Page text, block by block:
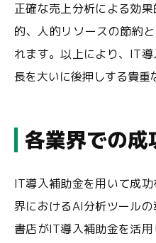
正確な売上分析による効
的、人的リソースの節約
れます。以上により、IT
長を大いに後押しする貴重
各業界での
IT導入補助金を用いて成
界におけるAI分析ツール
書店がIT導入補助金を活